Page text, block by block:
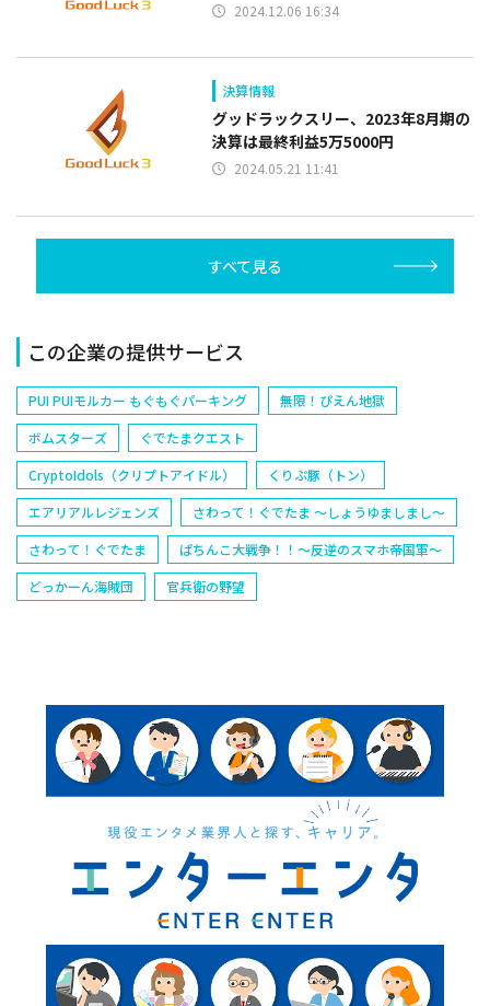
2024.12.06 16:34
決算情報
グッドラックスリー、2023年8月期の
決算は最終利益5万5000円
2024.05.21 11:41
すべて見る
この企業の提供サービス
PUI PUIモルカー もぐもぐパーキング
無限！ぴえん地獄
ボムスターズ
ぐでたまクエスト
CryptoIdols（クリプトアイドル）
くりぷ豚（トン）
エアリアルレジェンズ
さわって！ぐでたま ～しょうゆましまし～
さわって！ぐでたま
ぱちんこ大戦争！！～反逆のスマホ帝国軍～
どっかーん海賊団
官兵衛の野望